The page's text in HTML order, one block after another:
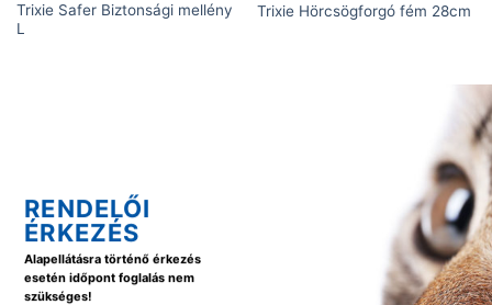
Trixie Safer Biztonsági mellény
L
Trixie Hörcsögforgó fém 28cm
RENDELŐI
ÉRKEZÉS
Alapellátásra történő érkezés
esetén időpont foglalás nem
szükséges!